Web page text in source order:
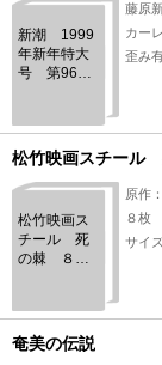
新潮 1999
年新年特大
号 第96巻
としての宗
教
藤原
カー
歪み
松竹映画スチー
松竹映画ス
チール 死
の棘 ８
原作
８枚
サイ
奄美の伝説